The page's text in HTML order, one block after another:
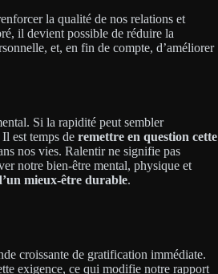
la qualité de nos relations et
il devient possible de réduire la
et, en fin de compte, d’améliorer
Si la rapidité peut sembler
est temps de remettre en question cette
nos vies. Ralentir ne signifie pas
notre bien-être mental, physique et
mieux-être durable.
croissante de gratification immédiate.
exigence, ce qui modifie notre rapport